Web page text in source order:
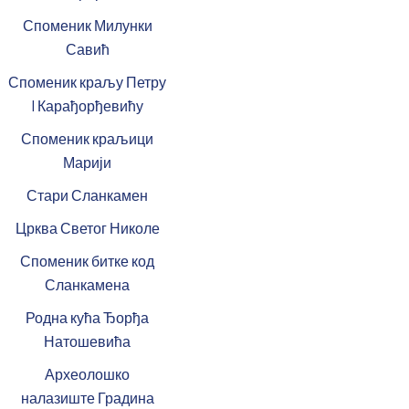
Споменик Милунки
Савић
Споменик краљу Петру
I Карађорђевићу
Споменик краљици
Марији
Стари Сланкамен
Црква Светог Николе
Споменик битке код
Сланкамена
Родна кућа Ђорђа
Натошевића
Археолошко
налазиште Градина